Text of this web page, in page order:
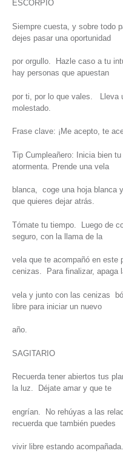
ESCORPIO
Siempre cuesta, y sobre todo
dejes pasar una oportunidad
por orgullo. Hazle caso a tu
hay personas que apuestan
por ti, por lo que vales. Lleva
molestado.
Frase clave: ¡Me acepto, te
Tip Cumpleañero: Inicia bien
atormenta. Prende una vela
blanca, coge una hoja blanca
que quieres dejar atrás.
Tómate tu tiempo. Luego de
seguro, con la llama de la
vela que te acompañó en este
cenizas. Para finalizar, apaga
vela y junto con las cenizas
libre para iniciar un nuevo
año.
SAGITARIO
Recuerda tener abiertos tus
la luz. Déjate amar y que te
engrían. No rehúyas a las
recuerda que también puedes
vivir libre estando